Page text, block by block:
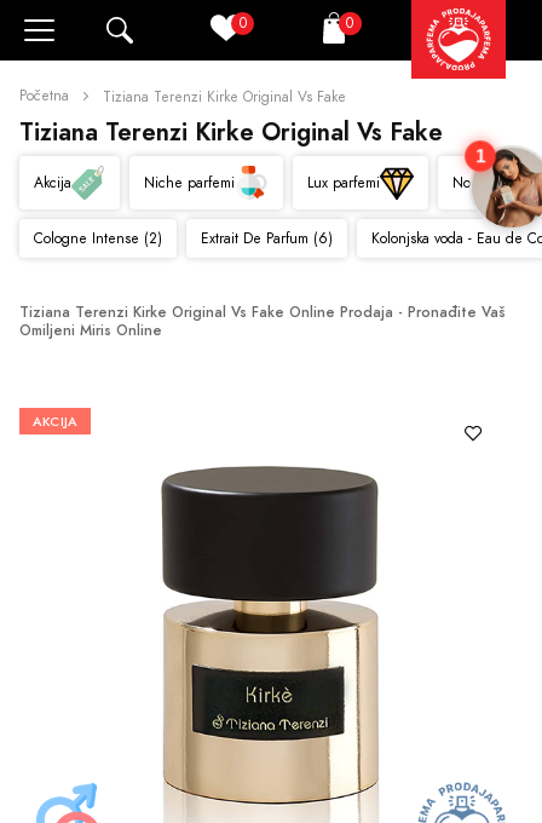
0 Korpa
0
Početna Tiziana Terenzi Kirke Original Vs Fake
Tiziana Terenzi Kirke Original Vs Fake
Akcija Niche parfemi Lux parfemi Novo
Cologne Intense (2) Extrait De Parfum (6) Kolonjska voda - Eau de
Tiziana Terenzi Kirke Original Vs Fake Online Prodaja - Pronađite Vaš
Omiljeni Miris Online
AKCIJA
1